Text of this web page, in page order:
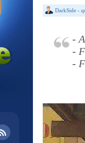
DarkSide -
-
-
-